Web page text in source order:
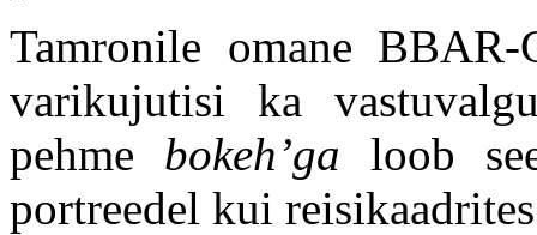
Tamronile omane
varikujutisi ka
pehme bokeh’ga loob
portreedel kui